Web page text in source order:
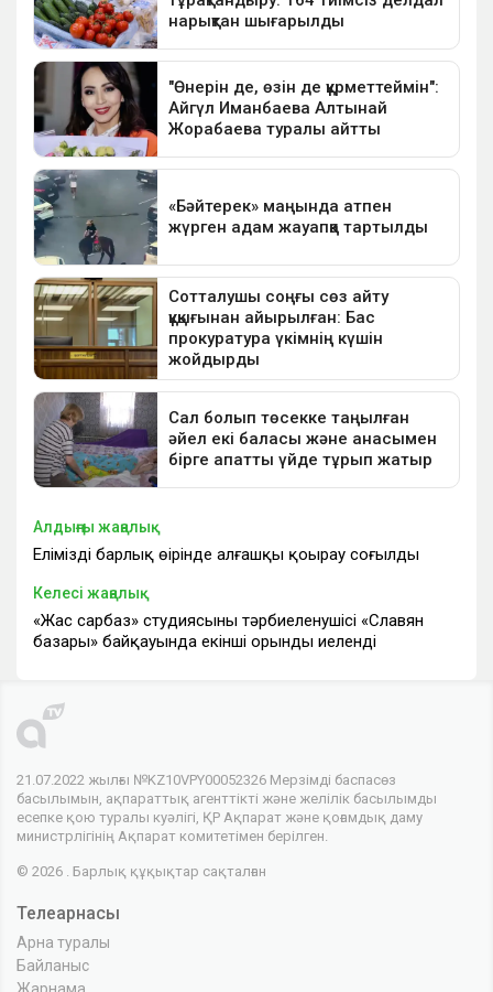
Алдыңғы жаңалық
Еліміздің барлық өңірінде алғашқы қоңырау соғылды
Келесі жаңалық
«Жас сарбаз» студиясының тәрбиеленушісі «Славян
базары» байқауында екінші орынды иеленді
21.07.2022 жылғы №KZ10VPY00052326 Мерзімді баспасөз
басылымын, ақпараттық агенттікті және желілік басылымды
есепке қою туралы куәлігі, ҚР Ақпарат және қоғамдық даму
министрлігінің Ақпарат комитетімен берілген.
© 2026 . Барлық құқықтар сақталған
Телеарнасы
Арна туралы
Байланыс
Жарнама